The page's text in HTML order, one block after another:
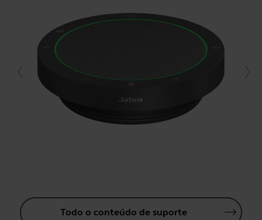
Todo o conteúdo de suporte